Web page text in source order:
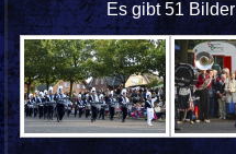
Es gibt 51